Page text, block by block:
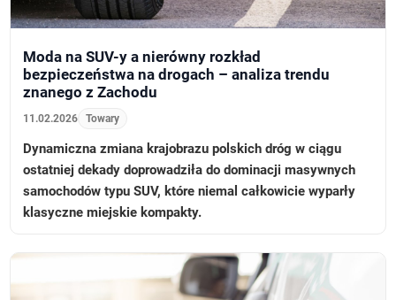
Moda na SUV-y a nierówny rozkład
bezpieczeństwa na drogach – analiza trendu
znanego z Zachodu
11.02.2026 Towary
Dynamiczna zmiana krajobrazu polskich dróg w ciągu
ostatniej dekady doprowadziła do dominacji masywnych
samochodów typu SUV, które niemal całkowicie wyparły
klasyczne miejskie kompakty.